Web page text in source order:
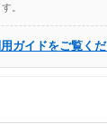
。
ガイドをご覧く